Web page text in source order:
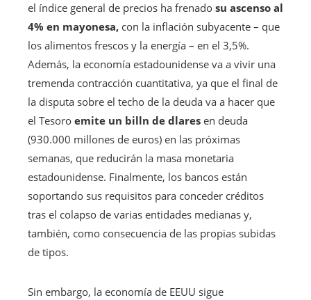
el índice general de precios ha frenado su ascenso al
4% en mayonesa, con la inflación subyacente – que
los alimentos frescos y la energía – en el 3,5%.
Además, la economía estadounidense va a vivir una
tremenda contracción cuantitativa, ya que el final de
la disputa sobre el techo de la deuda va a hacer que
el Tesoro emite un billn de dlares en deuda
(930.000 millones de euros) en las próximas
semanas, que reducirán la masa monetaria
estadounidense. Finalmente, los bancos están
soportando sus requisitos para conceder créditos
tras el colapso de varias entidades medianas y,
también, como consecuencia de las propias subidas
de tipos.
Sin embargo, la economía de EEUU sigue